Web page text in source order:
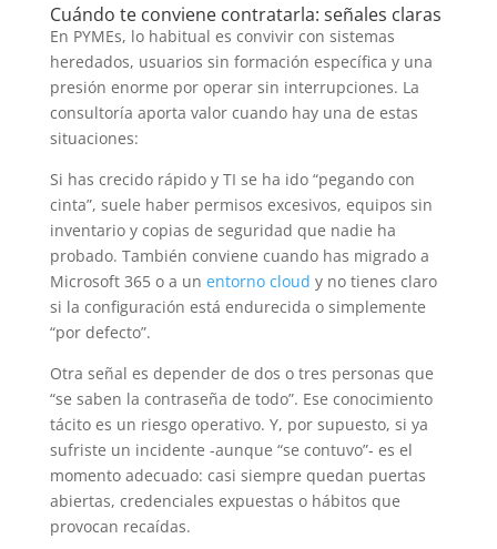
Cuándo te conviene contratarla: señales claras
En PYMEs, lo habitual es convivir con sistemas
heredados, usuarios sin formación específica y una
presión enorme por operar sin interrupciones. La
consultoría aporta valor cuando hay una de estas
situaciones:
Si has crecido rápido y TI se ha ido “pegando con
cinta”, suele haber permisos excesivos, equipos sin
inventario y copias de seguridad que nadie ha
probado. También conviene cuando has migrado a
Microsoft 365 o a un entorno cloud y no tienes claro
si la configuración está endurecida o simplemente
“por defecto”.
Otra señal es depender de dos o tres personas que
“se saben la contraseña de todo”. Ese conocimiento
tácito es un riesgo operativo. Y, por supuesto, si ya
sufriste un incidente -aunque “se contuvo”- es el
momento adecuado: casi siempre quedan puertas
abiertas, credenciales expuestas o hábitos que
provocan recaídas.